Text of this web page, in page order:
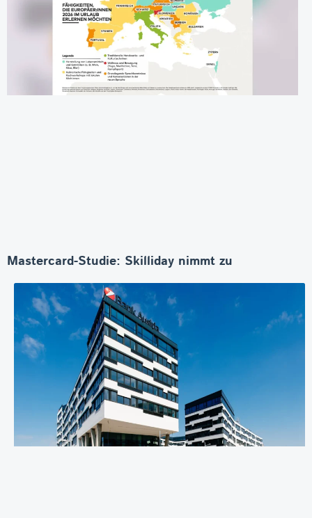
Mastercard-Studie: Skilliday nimmt zu